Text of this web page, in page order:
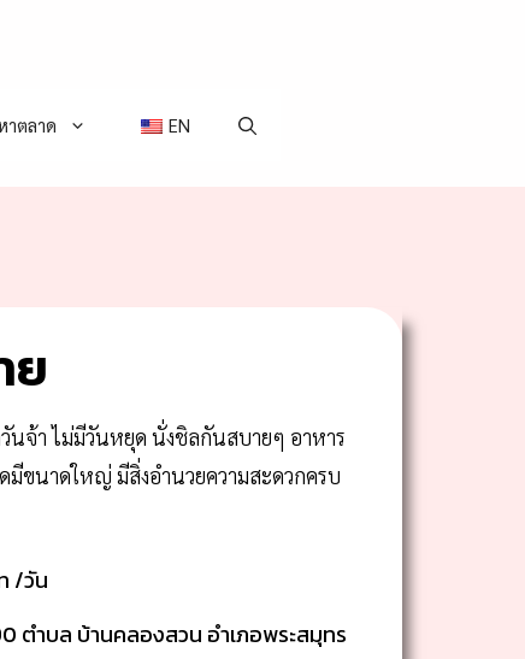
ตลาด EN
ย
นจ้า ไม่มีวันหยุด นั่งชิลกันสบายๆ อาหาร
มีขนาดใหญ่ มีสิ่งอำนวยความสะดวกครบ
/วัน
ตำบล บ้านคลองสวน อำเภอพระสมุทร